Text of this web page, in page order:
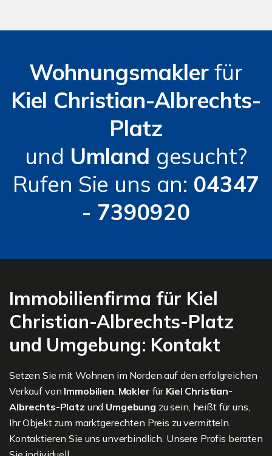
Wohnungsmaklerfür
Kiel Christian-Albrechts-
Platz
und Umland gesucht?
Rufen Sie uns an: 04347
- 7390920
Immobilienfirma für Kiel
Christian-Albrechts-Platz
und Umgebung: Kontakt
Setzen Sie mit Wohnen im Norden auf den erfolgreichen
Verkauf von Immobilien Makler für Kiel Christian-
Albrechts-Platz und Umgebung zu sein, heißt für uns,
Ihr Objekt zum marktgerechten Preis zu vermitteln.
Kontaktieren Sie uns unverbindlich. Unsere Profis beraten